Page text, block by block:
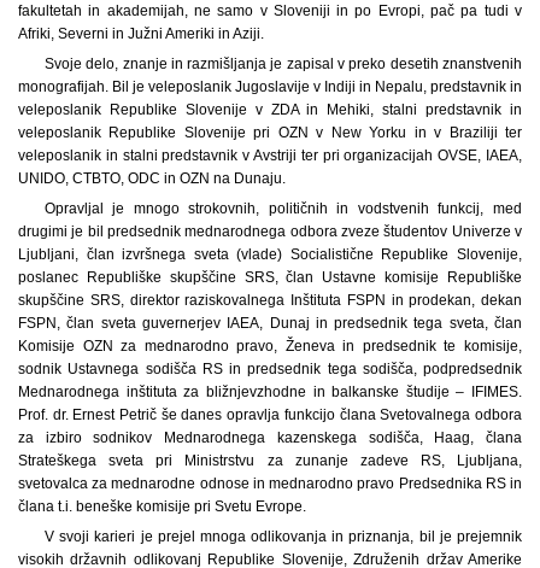
fakultetah in akademijah, ne samo v Sloveniji in po Evropi, pač pa tudi v
Afriki, Severni in Južni Ameriki in Aziji.
Svoje delo, znanje in razmišljanja je zapisal v preko desetih znanstvenih
monografijah. Bil je veleposlanik Jugoslavije v Indiji in Nepalu, predstavnik in
veleposlanik Republike Slovenije v ZDA in Mehiki, stalni predstavnik in
veleposlanik Republike Slovenije pri OZN v New Yorku in v Braziliji ter
veleposlanik in stalni predstavnik v Avstriji ter pri organizacijah OVSE, IAEA,
UNIDO, CTBTO, ODC in OZN na Dunaju.
Opravljal je mnogo strokovnih, političnih in vodstvenih funkcij, med
drugimi je bil predsednik mednarodnega odbora zveze študentov Univerze v
Ljubljani, član izvršnega sveta (vlade) Socialistične Republike Slovenije,
poslanec Republiške skupščine SRS, član Ustavne komisije Republiške
skupščine SRS, direktor raziskovalnega Inštituta FSPN in prodekan, dekan
FSPN, član sveta guvernerjev IAEA, Dunaj in predsednik tega sveta, član
Komisije OZN za mednarodno pravo, Ženeva in predsednik te komisije,
sodnik Ustavnega sodišča RS in predsednik tega sodišča, podpredsednik
Mednarodnega inštituta za bližnjevzhodne in balkanske študije – IFIMES.
Prof. dr. Ernest Petrič še danes opravlja funkcijo člana Svetovalnega odbora
za izbiro sodnikov Mednarodnega kazenskega sodišča, Haag, člana
Strateškega sveta pri Ministrstvu za zunanje zadeve RS, Ljubljana,
svetovalca za mednarodne odnose in mednarodno pravo Predsednika RS in
člana t.i. beneške komisije pri Svetu Evrope.
V svoji karieri je prejel mnoga odlikovanja in priznanja, bil je prejemnik
visokih državnih odlikovanj Republike Slovenije, Združenih držav Amerike